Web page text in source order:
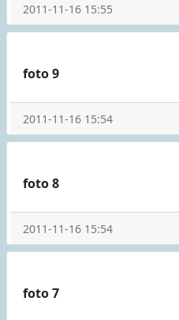
2011-11-16 15:55
foto 9
2011-11-16 15:54
foto 8
2011-11-16 15:54
foto 7